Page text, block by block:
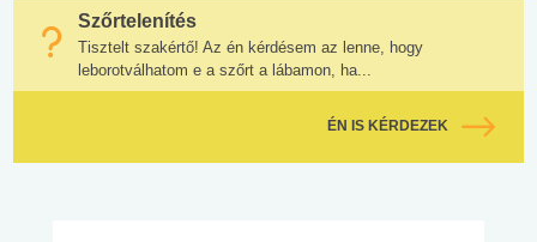
Szőrtelenítés
Tisztelt szakértő! Az én kérdésem az lenne, hogy
leborotválhatom e a szőrt a lábamon, ha...
ÉN IS KÉRDEZEK